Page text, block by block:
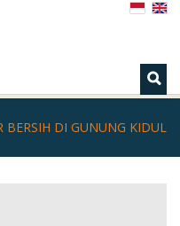
BERSIH DI GUNUNG KIDUL